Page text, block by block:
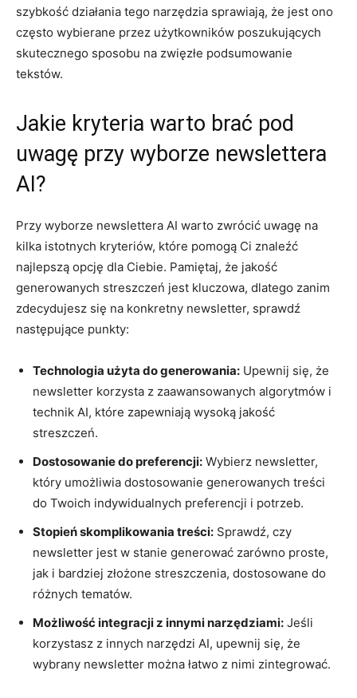
szybkość działania⁣ tego‍ narzędzia sprawiają, że​ jest ​ono
często wybierane⁢ przez użytkowników​ poszukujących
skutecznego​ sposobu ‍na ⁤zwięzłe⁢ podsumowanie
tekstów.
Jakie kryteria warto brać pod
uwagę przy ​wyborze‌ newslettera
AI?
Przy⁤ wyborze newslettera AI⁢ warto‍ zwrócić ​uwagę na​
kilka istotnych ‍kryteriów,‌ które pomogą Ci znaleźć⁣
najlepszą opcję dla ⁣Ciebie. Pamiętaj, że ⁤jakość⁤
generowanych ‌streszczeń ⁣jest kluczowa,‍ dlatego zanim
⁢zdecydujesz się na konkretny newsletter, sprawdź
⁣następujące⁢ punkty:
Technologia użyta do generowania: Upewnij się, że
newsletter korzysta z zaawansowanych algorytmów i
technik AI, które zapewniają wysoką jakość
⁣streszczeń.
Dostosowanie ⁤do⁢ preferencji: Wybierz newsletter,
który ⁢umożliwia dostosowanie generowanych treści
do Twoich indywidualnych​ preferencji i potrzeb.
Stopień skomplikowania‍ treści: Sprawdź,‍ czy
newsletter⁤ jest w stanie generować zarówno proste,
jak i bardziej złożone streszczenia, ⁣dostosowane do
różnych ⁢tematów.
Możliwość⁢ integracji z innymi narzędziami: Jeśli
korzystasz z innych narzędzi AI,‌ upewnij się, że
wybrany newsletter można łatwo⁢ z‍ nimi‍ zintegrować.